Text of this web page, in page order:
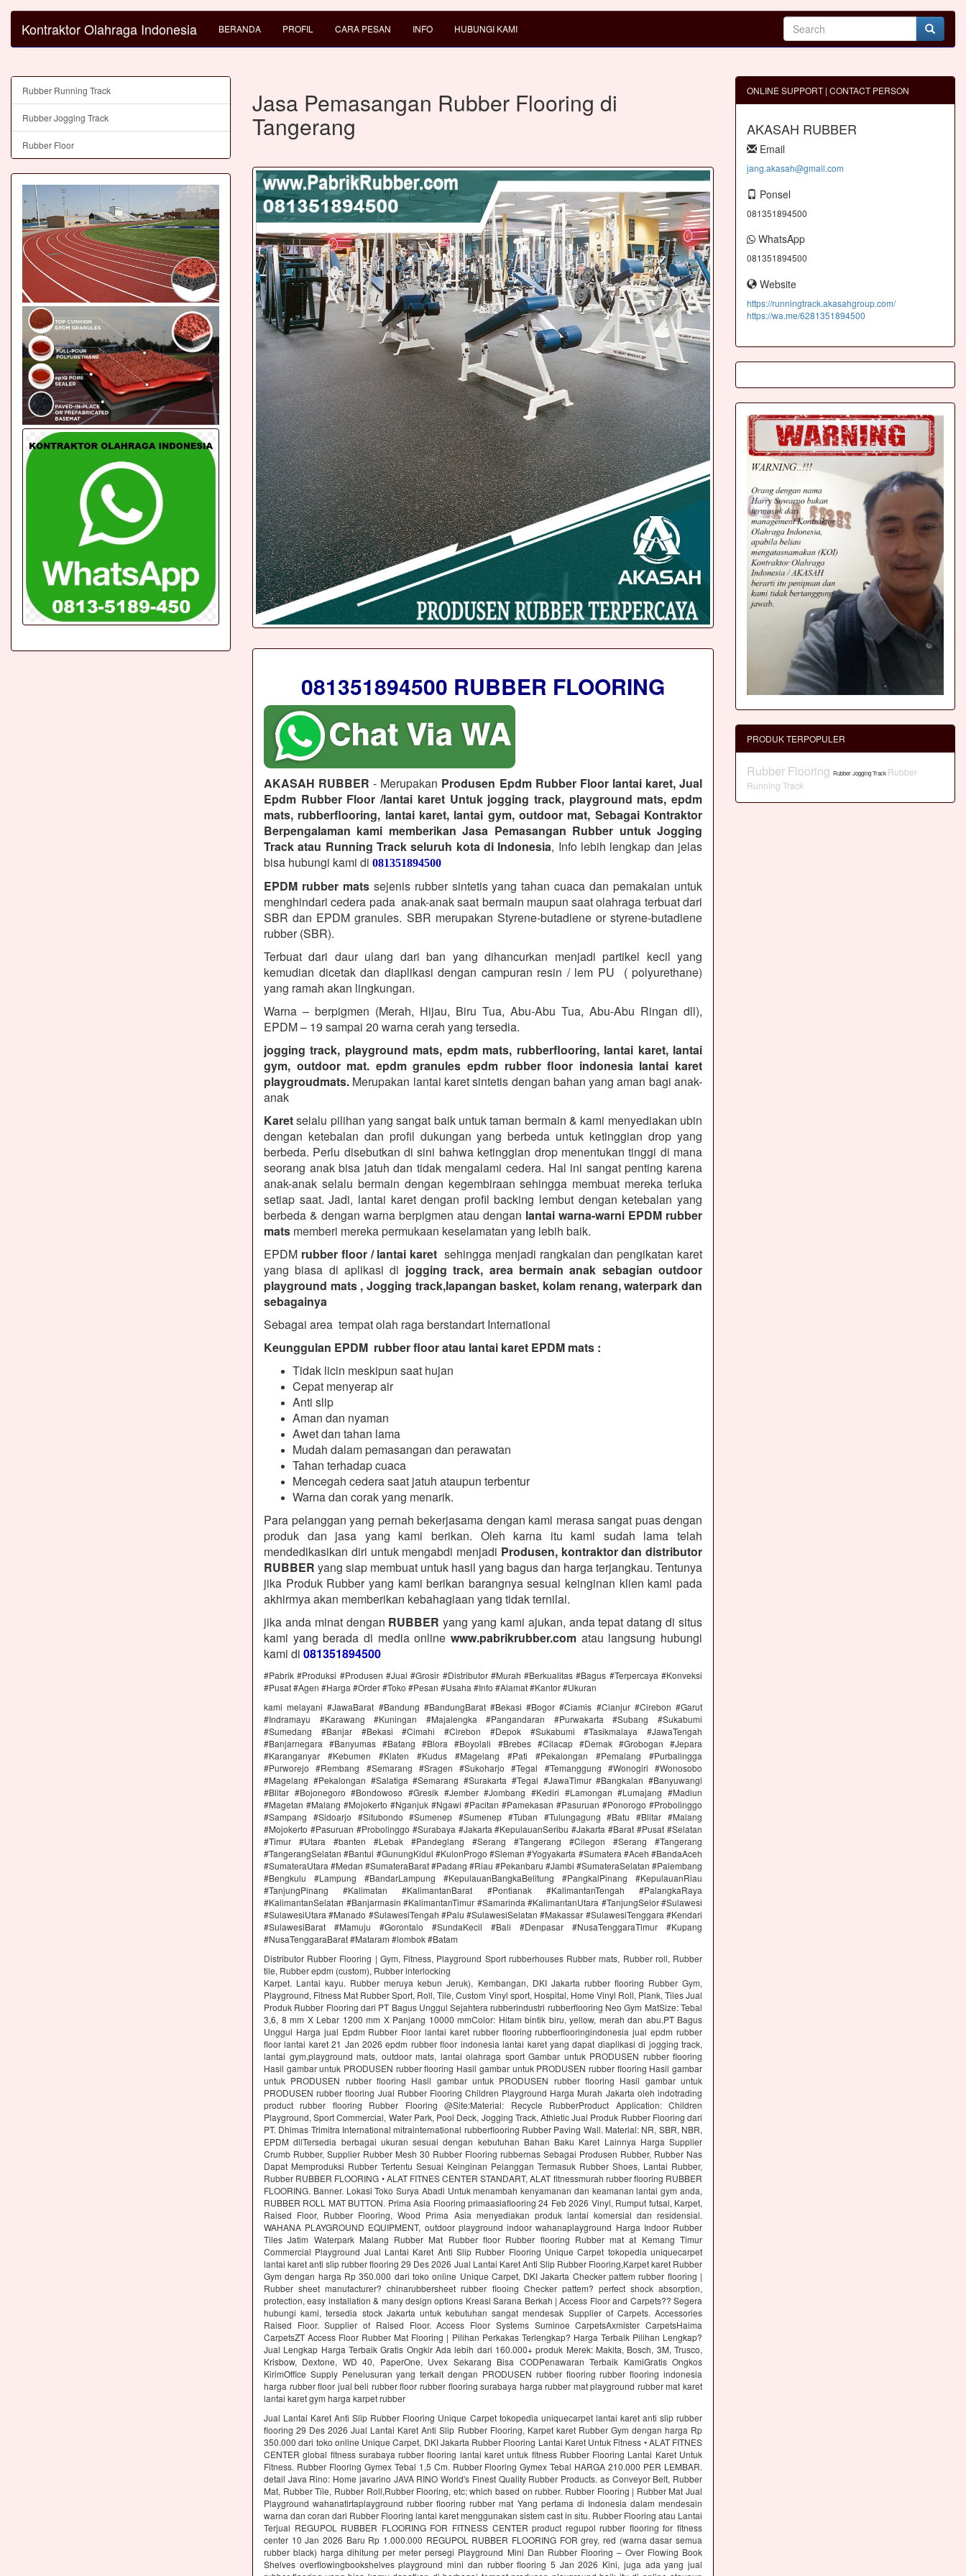
Kontraktor Olahraga Indonesia BERANDA PROFIL CARA PESAN INFO HUBUNGI KAMI
Jasa Pemasangan Rubber Flooring di
Tangerang
081351894500 RUBBER FLOORING
AKASAH RUBBER - Merupakan Produsen Epdm Rubber Floor lantai karet, Jual
Epdm Rubber Floor /lantai karet Untuk jogging track, playground mats, epdm
mats, rubberflooring, lantai karet, lantai gym, outdoor mat, Sebagai Kontraktor
Berpengalaman kami memberikan Jasa Pemasangan Rubber untuk Jogging
Track atau Running Track seluruh kota di Indonesia, Info lebih lengkap dan jelas
bisa hubungi kami di 081351894500
EPDM rubber matssejenis rubber sintetis yang tahan cuaca dan pemakaian untuk
menghindari cedera pada anak-anak saat bermain maupun saat olahraga terbuat dari
SBR dan EPDM granules. SBR merupakan Styrene-butadiene or styrene-butadiene
rubber (SBR).
Terbuat dari daur ulang dari ban yang dihancurkan menjadi partikel kecil yang
kemudian dicetak dan diaplikasi dengan campuran resin / lem PU ( polyurethane)
yang ramah akan lingkungan.
Warna – berpigmen (Merah, Hijau, Biru Tua, Abu-Abu Tua, Abu-Abu Ringan dll),
EPDM – 19 sampai 20 warna cerah yang tersedia.
jogging track, playground mats, epdm mats, rubberflooring, lantai karet, lantai
gym, outdoor mat. epdm granules epdm rubber floor indonesia lantai karet
playgroudmats. Merupakan lantai karet sintetis dengan bahan yang aman bagi anak-
anak
Karetselalu pilihan yang sangat baik untuk taman bermain & kami menyediakan ubin
dengan ketebalan dan profil dukungan yang berbeda untuk ketinggian drop yang
berbeda. Perlu disebutkan di sini bahwa ketinggian drop menentukan tinggi di mana
seorang anak bisa jatuh dan tidak mengalami cedera. Hal ini sangat penting karena
anak-anak selalu bermain dengan kegembiraan sehingga membuat mereka terluka
setiap saat. Jadi, lantai karet dengan profil backing lembut dengan ketebalan yang
berbeda & dengan warna berpigmen atau dengan lantai warna-warni EPDM rubber
mats memberi mereka permukaan keselamatan yang lebih baik.
EPDM rubber floor / lantai karet sehingga menjadi rangkaian dan pengikatan karet
yang biasa di aplikasi di jogging track, area bermain anak sebagian outdoor
playground mats , Jogging track,lapangan basket, kolam renang, waterpark dan
sebagainya
Sebagai area tempat olah raga berstandart International
Keunggulan EPDM rubber floor atau lantai karet EPDM mats :
Tidak licin meskipun saat hujan
Cepat menyerap air
Anti slip
Aman dan nyaman
Awet dan tahan lama
Mudah dalam pemasangan dan perawatan
Tahan terhadap cuaca
Mencegah cedera saat jatuh ataupun terbentur
Warna dan corak yang menarik.
Para pelanggan yang pernah bekerjasama dengan kami merasa sangat puas dengan
produk dan jasa yang kami berikan. Oleh karna itu kami sudah lama telah
mendedikasikan diri untuk mengabdi menjadi Produsen, kontraktor dan distributor
RUBBER yang siap membuat untuk hasil yang bagus dan harga terjangkau. Tentunya
jika Produk Rubber yang kami berikan barangnya sesuai keinginan klien kami pada
akhirmya akan memberikan kebahagiaan yang tidak ternilai.
jika anda minat dengan RUBBER yang yang kami ajukan, anda tepat datang di situs
kami yang berada di media online www.pabrikrubber.com atau langsung hubungi
kami di 081351894500
#Pabrik #Produksi #Produsen #Jual #Grosir #Distributor #Murah #Berkualitas #Bagus #Terpercaya #Konveksi
#Pusat #Agen #Harga #Order #Toko #Pesan #Usaha #Info #Alamat #Kantor #Ukuran
kami melayani #JawaBarat #Bandung #BandungBarat #Bekasi #Bogor #Ciamis #Cianjur #Cirebon #Garut
#Indramayu #Karawang #Kuningan #Majalengka #Pangandaran #Purwakarta #Subang #Sukabumi
#Sumedang #Banjar #Bekasi #Cimahi #Cirebon #Depok #Sukabumi #Tasikmalaya #JawaTengah
#Banjarnegara #Banyumas #Batang #Blora #Boyolali #Brebes #Cilacap #Demak #Grobogan #Jepara
#Karanganyar #Kebumen #Klaten #Kudus #Magelang #Pati #Pekalongan #Pemalang #Purbalingga
#Purworejo #Rembang #Semarang #Sragen #Sukoharjo #Tegal #Temanggung #Wonogiri #Wonosobo
#Magelang #Pekalongan #Salatiga #Semarang #Surakarta #Tegal #JawaTimur #Bangkalan #Banyuwangi
#Blitar #Bojonegoro #Bondowoso #Gresik #Jember #Jombang #Kediri #Lamongan #Lumajang #Madiun
#Magetan #Malang #Mojokerto #Nganjuk #Ngawi #Pacitan #Pamekasan #Pasuruan #Ponorogo #Probolinggo
#Sampang #Sidoarjo #Situbondo #Sumenep #Sumenep #Tuban #Tulungagung #Batu #Blitar #Malang
#Mojokerto #Pasuruan #Probolinggo #Surabaya #Jakarta #KepulauanSeribu #Jakarta #Barat #Pusat #Selatan
#Timur #Utara #banten #Lebak #Pandeglang #Serang #Tangerang #Cilegon #Serang #Tangerang
#TangerangSelatan #Bantul #GunungKidul #KulonProgo #Sleman #Yogyakarta #Sumatera #Aceh #BandaAceh
#SumateraUtara #Medan #SumateraBarat #Padang #Riau #Pekanbaru #Jambi #SumateraSelatan #Palembang
#Bengkulu #Lampung #BandarLampung #KepulauanBangkaBelitung #PangkalPinang #KepulauanRiau
#TanjungPinang #Kalimatan #KalimantanBarat #Pontianak #KalimantanTengah #PalangkaRaya
#KalimantanSelatan #Banjarmasin #KalimantanTimur #Samarinda #KalimantanUtara #TanjungSelor #Sulawesi
#SulawesiUtara #Manado #SulawesiTengah #Palu #SulawesiSelatan #Makassar #SulawesiTenggara #Kendari
#SulawesiBarat #Mamuju #Gorontalo #SundaKecil #Bali #Denpasar #NusaTenggaraTimur #Kupang
#NusaTenggaraBarat #Mataram #lombok #Batam
Distributor Rubber Flooring | Gym, Fitness, Playground Sport rubberhouses Rubber mats, Rubber roll, Rubber
tile, Rubber epdm (custom), Rubber interlocking
Karpet. Lantai kayu. Rubber meruya kebun Jeruk), Kembangan, DKI Jakarta rubber flooring Rubber Gym,
Playground, Fitness Mat Rubber Sport, Roll, Tile, Custom Vinyl sport, Hospital, Home Vinyl Roll, Plank, Tiles Jual
Produk Rubber Flooring dari PT Bagus Unggul Sejahtera rubberindustri rubberflooring Neo Gym MatSize: Tebal
3,6, 8 mm X Lebar 1200 mm X Panjang 10000 mmColor: Hitam bintik biru, yellow, merah dan abu.PT Bagus
Unggul Harga jual Epdm Rubber Floor lantai karet rubber flooring rubberflooringindonesia jual epdm rubber
floor lantai karet 21 Jan 2026 epdm rubber floor indonesia lantai karet yang dapat diaplikasi di jogging track,
lantai gym,playground mats, outdoor mats, lantai olahraga sport Gambar untuk PRODUSEN rubber flooring
Hasil gambar untuk PRODUSEN rubber flooring Hasil gambar untuk PRODUSEN rubber flooring Hasil gambar
untuk PRODUSEN rubber flooring Hasil gambar untuk PRODUSEN rubber flooring Hasil gambar untuk
PRODUSEN rubber flooring Jual Rubber Flooring Children Playground Harga Murah Jakarta oleh indotrading
product rubber flooring Rubber Flooring @Site:Material: Recycle RubberProduct Application: Children
Playground, Sport Commercial, Water Park, Pool Deck, Jogging Track, Athletic Jual Produk Rubber Flooring dari
PT. Dhimas Trimitra International mitrainternational rubberflooring Rubber Paving Wall. Material: NR, SBR, NBR,
EPDM dllTersedia berbagai ukuran sesuai dengan kebutuhan Bahan Baku Karet Lainnya Harga Supplier
Crumb Rubber, Supplier Rubber Mesh 30 Rubber Flooring rubbernas Sebagai Produsen Rubber, Rubber Nas
Dapat Memproduksi Rubber Tertentu Sesuai Keinginan Pelanggan Termasuk Rubber Shoes, Lantai Rubber,
Rubber RUBBER FLOORING • ALAT FITNES CENTER STANDART, ALAT fitnessmurah rubber flooring RUBBER
FLOORING. Banner. Lokasi Toko Surya Abadi Untuk menambah kenyamanan dan keamanan lantai gym anda,
RUBBER ROLL MAT BUTTON. Prima Asia Flooring primaasiaflooring 24 Feb 2026 Vinyl, Rumput futsal, Karpet,
Raised Floor, Rubber Flooring, Wood Prima Asia menyediakan produk lantai komersial dan residensial.
WAHANA PLAYGROUND EQUIPMENT, outdoor playground indoor wahanaplayground Harga Indoor Rubber
Tiles Jatim Waterpark Malang Rubber Mat Rubber floor Rubber flooring Rubber mat at Kemang Timur
Commercial Playground Jual Lantai Karet Anti Slip Rubber Flooring Unique Carpet tokopedia uniquecarpet
lantai karet anti slip rubber flooring 29 Des 2026 Jual Lantai Karet Anti Slip Rubber Flooring,Karpet karet Rubber
Gym dengan harga Rp 350.000 dari toko online Unique Carpet, DKI Jakarta Checker pattem rubber flooring |
Rubber sheet manufacturer? chinarubbersheet rubber flooing Checker pattem? perfect shock absorption,
protection, easy installation & many design options Kreasi Sarana Berkah | Access Floor and Carpets?? Segera
hubungi kami, tersedia stock Jakarta untuk kebutuhan sangat mendesak Supplier of Carpets. Accessories
Raised Floor. Supplier of Raised Floor. Access Floor Systems Suminoe CarpetsAxmister CarpetsHaima
CarpetsZT Access Floor Rubber Mat Flooring | Pilihan Perkakas Terlengkap? Harga Terbaik Pilihan Lengkap?
Jual Lengkap Harga Terbaik Gratis Ongkir Ada lebih dari 160.000+ produk Merek: Makita, Bosch, 3M, Trusco,
Krisbow, Dextone, WD 40, PaperOne, Uvex Sekarang Bisa CODPenawaran Terbaik KamiGratis Ongkos
KirimOffice Supply Penelusuran yang terkait dengan PRODUSEN rubber flooring rubber flooring indonesia
harga rubber floor jual beli rubber floor rubber flooring surabaya harga rubber mat playground rubber mat karet
lantai karet gym harga karpet rubber
Jual Lantai Karet Anti Slip Rubber Flooring Unique Carpet tokopedia uniquecarpet lantai karet anti slip rubber
flooring 29 Des 2026 Jual Lantai Karet Anti Slip Rubber Flooring, Karpet karet Rubber Gym dengan harga Rp
350.000 dari toko online Unique Carpet, DKI Jakarta Rubber Flooring Lantai Karet Untuk Fitness • ALAT FITNES
CENTER global fitness surabaya rubber flooring lantai karet untuk fitness Rubber Flooring Lantai Karet Untuk
Fitness. Rubber Flooring Gymex Tebal 1,5 Cm. Rubber Flooring Gymex Tebal HARGA 210.000 PER LEMBAR.
detail Java Rino: Home javarino JAVA RINO World's Finest Quality Rubber Products. as Conveyor Belt, Rubber
Mat, Rubber Tile, Rubber Roll,Rubber Flooring, etc; which based on rubber. Rubber Flooring | Rubber Mat Jual
Playground wahanatirtaplayground rubber flooring rubber mat Yang pertama di Indonesia dalam mendesain
warna dan coran dari Rubber Flooring lantai karet menggunakan sistem cast in situ. Rubber Flooring atau Lantai
Terjual REGUPOL RUBBER FLOORING FOR FITNESS CENTER product regupol rubber flooring for fitness
center 10 Jan 2026 Baru Rp 1.000.000 REGUPOL RUBBER FLOORING FOR grey, red (warna dasar semua
rubber black) harga dihitung per meter persegi Playground Mini Dan Rubber Flooring – Over Flowing Book
Shelves overflowingbookshelves playground mini dan rubber flooring 5 Jan 2026 Kini, juga ada yang jual
Rubber Running Track
Rubber Jogging Track
Rubber Floor
ONLINE SUPPORT | CONTACT PERSON
AKASAH RUBBER
Email
jang.akasah@gmail.com
Ponsel
081351894500
WhatsApp
081351894500
Website
https://runningtrack.akasahgroup.com/
https://wa.me/6281351894500
PRODUK TERPOPULER
Rubber Flooring Rubber Jogging Track Rubber
Running Track